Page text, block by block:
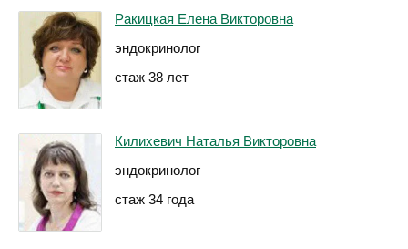
Ракицкая Елена Викторовна
эндокринолог
стаж 38 лет
Килихевич Наталья Викторовна
эндокринолог
стаж 34 года